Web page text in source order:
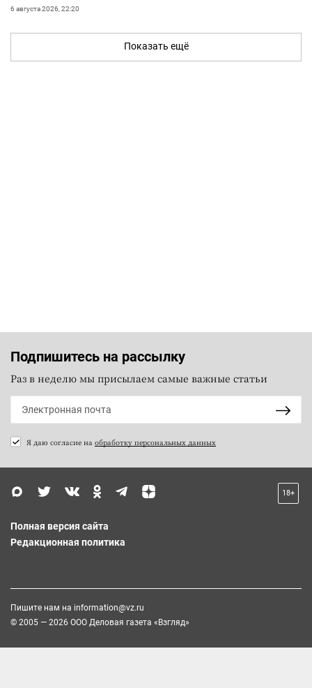
6 августа 2026, 22:20
Показать ещё
Подпишитесь на рассылку
Раз в неделю мы присылаем самые важные статьи
Я даю согласие на обработку персональных данных
18+
Полная версия сайта
Редакционная политика
Пишите нам на information@vz.ru
© 2005 — 2026 ООО Деловая газета «Взгляд»